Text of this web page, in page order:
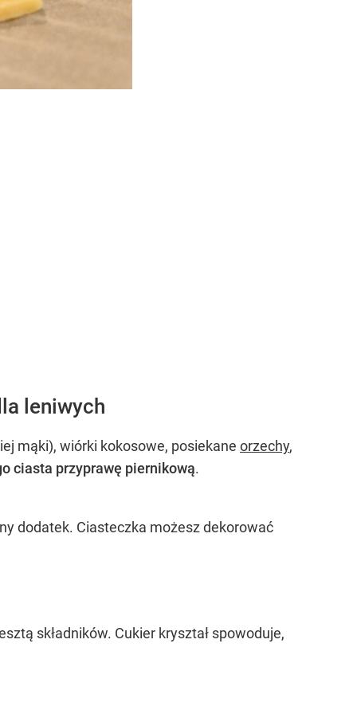
leniwych
mąki), wiórki kokosowe, posiekane orzechy,
ciasta przyprawę piernikową.
dodatek. Ciasteczka możesz dekorować
składników. Cukier kryształ spowoduje,